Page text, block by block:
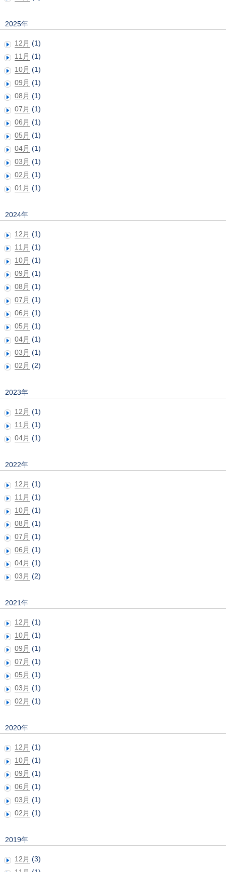
2025年
12月 (1)
11月 (1)
10月 (1)
09月 (1)
08月 (1)
07月 (1)
06月 (1)
05月 (1)
04月 (1)
03月 (1)
02月 (1)
01月 (1)
2024年
12月 (1)
11月 (1)
10月 (1)
09月 (1)
08月 (1)
07月 (1)
06月 (1)
05月 (1)
04月 (1)
03月 (1)
02月 (2)
2023年
12月 (1)
11月 (1)
04月 (1)
2022年
12月 (1)
11月 (1)
10月 (1)
08月 (1)
07月 (1)
06月 (1)
04月 (1)
03月 (2)
2021年
12月 (1)
10月 (1)
09月 (1)
07月 (1)
05月 (1)
03月 (1)
02月 (1)
2020年
12月 (1)
10月 (1)
09月 (1)
06月 (1)
03月 (1)
02月 (1)
2019年
12月 (3)